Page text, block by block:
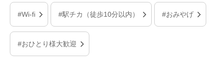
#Wi-fi #駅チカ（徒歩10分以内） #おみやげ
#おひとり様大歓迎